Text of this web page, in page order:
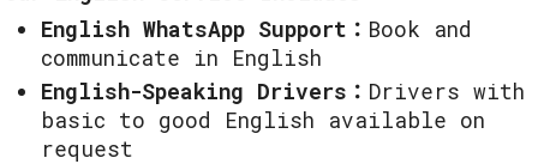
English WhatsApp Support： Book and
communicate in English
English-Speaking Drivers： Drivers with
basic to good English available on
request